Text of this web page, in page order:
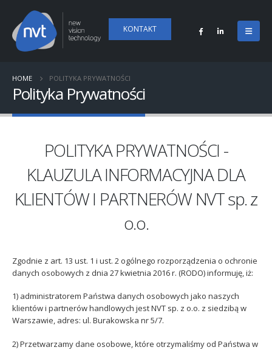
KONTAKT
HOME POLITYKA PRYWATNOŚCI
Polityka Prywatności
POLITYKA PRYWATNOŚCI -
KLAUZULA INFORMACYJNA DLA
KLIENTÓW I PARTNERÓW NVT sp. z
o.o.
Zgodnie z art. 13 ust. 1 i ust. 2 ogólnego rozporządzenia o ochronie
danych osobowych z dnia 27 kwietnia 2016 r. (RODO) informuję, iż:
1) administratorem Państwa danych osobowych jako naszych
klientów i partnerów handlowych jest NVT sp. z o.o. z siedzibą w
Warszawie, adres: ul. Burakowska nr 5/7.
2) Przetwarzamy dane osobowe, które otrzymaliśmy od Państwa w